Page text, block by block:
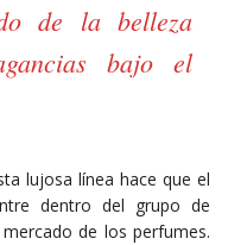
de la belleza
bajo el
lujosa línea hace que el
dentro del grupo de
de los perfumes.